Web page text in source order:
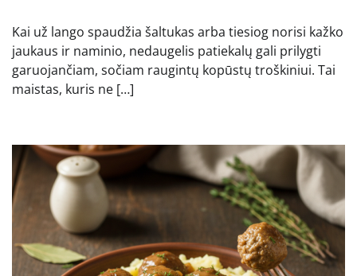
Kai už lango spaudžia šaltukas arba tiesiog norisi kažko
jaukaus ir naminio, nedaugelis patiekalų gali prilygti
garuojančiam, sočiam raugintų kopūstų troškiniui. Tai
maistas, kuris ne […]